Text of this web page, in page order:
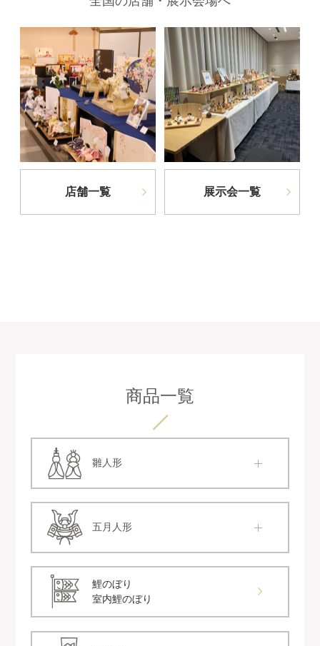
店舗一覧 展示会一覧
商品一覧
雛人形
五月人形
鯉のぼり
室内鯉のぼり